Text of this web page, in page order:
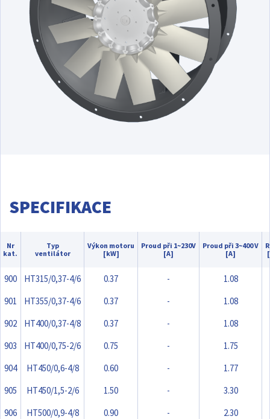
SPECIFIKACE
Nr
kat.
Typ
ventilátor
Výkon motoru
[kW]
Proud při 1~230V
[A]
Proud při 3~400 V
[A]
900 HT315/0,37-4/6 0.37 -
1.08
901
HT355/0,37-4/6 0.37 -
1.08
902
HT400/0,37-4/8 0.37 -
1.08
903
HT400/0,75-2/6 0.75 -
1.75
904
HT450/0,6-4/8 0.60 -
1.77
905
HT450/1,5-2/6 1.50 -
3.30
906
HT500/0,9-4/8 0.90 -
2.30